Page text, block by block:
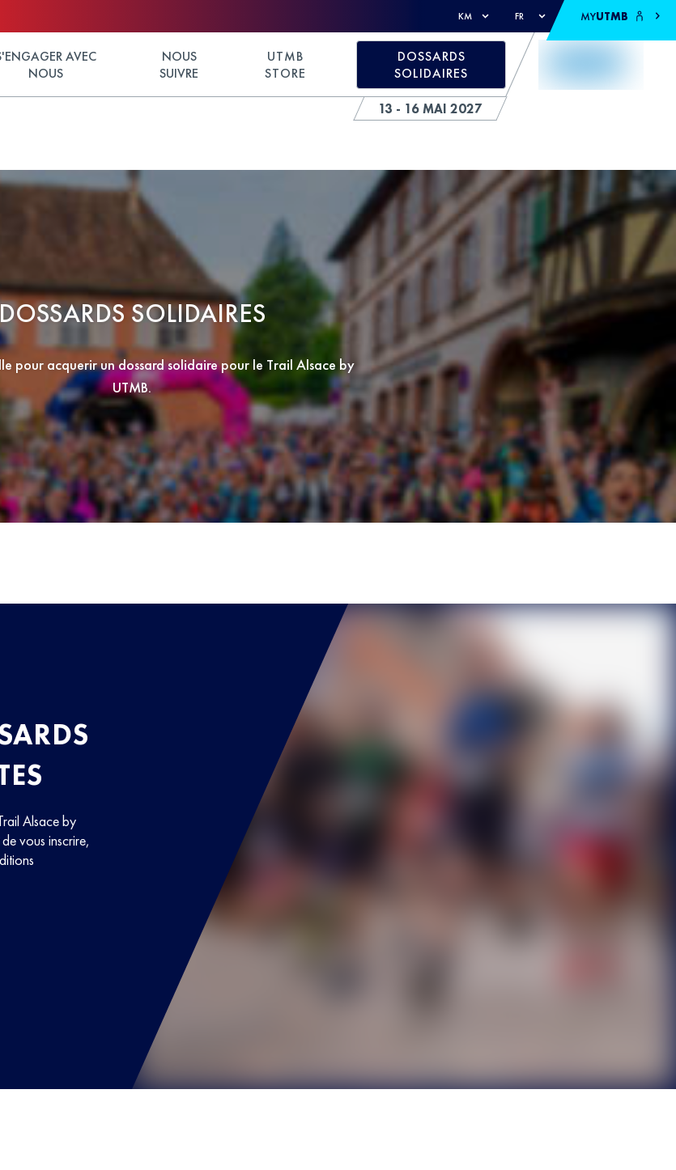
KM FR MYUTMB
13 - 16 MAI 2027
AVEC
NOUS
NOUS
SUIVRE
UTMB
STORE
DOSSARDS
SOLIDAIRES
DOSSARDS SOLIDAIRES
pour acquerir un dossard solidaire pour le Trail Alsace by
UTMB.
Alsace by
vous inscrire,